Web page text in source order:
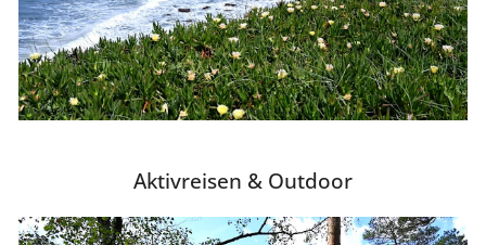
Aktivreisen & Outdoor